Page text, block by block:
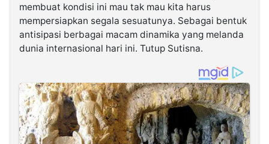
membuat kondisi ini mau tak mau kita harus
mempersiapkan segala sesuatunya. Sebagai bentuk
antisipasi berbagai macam dinamika yang melanda
dunia internasional hari ini. Tutup Sutisna.